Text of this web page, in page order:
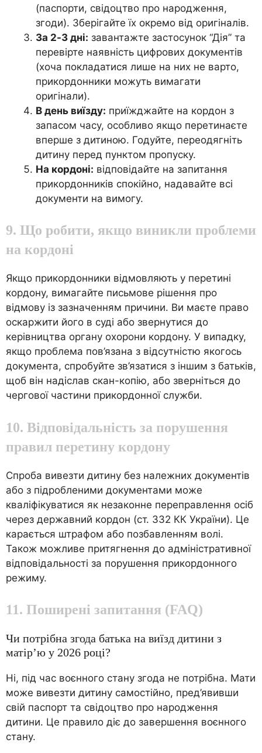
(паспорти, свідоцтво про народження,
згоди). Зберігайте їх окремо від оригіналів.
За 2-3 дні: завантажте застосунок “Дія” та
перевірте наявність цифрових документів
(хоча покладатися лише на них не варто,
прикордонники можуть вимагати
оригінали).
В день виїзду: приїжджайте на кордон з
запасом часу, особливо якщо перетинаєте
вперше з дитиною. Годуйте, переодягніть
дитину перед пунктом пропуску.
На кордоні: відповідайте на запитання
прикордонників спокійно, надавайте всі
документи на вимогу.
9. Що робити, якщо виникли проблеми
на кордоні
Якщо прикордонники відмовляють у перетині
кордону, вимагайте письмове рішення про
відмову із зазначенням причини. Ви маєте право
оскаржити його в суді або звернутися до
керівництва органу охорони кордону. У випадку,
якщо проблема пов’язана з відсутністю якогось
документа, спробуйте зв’язатися з іншим з батьків,
щоб він надіслав скан-копію, або зверніться до
чергової частини прикордонної служби.
10. Відповідальність за порушення
правил перетину кордону
Спроба вивезти дитину без належних документів
або з підробленими документами може
кваліфікуватися як незаконне переправлення осіб
через державний кордон (ст. 332 КК України). Це
карається штрафом або позбавленням волі.
Також можливе притягнення до адміністративної
відповідальності за порушення прикордонного
режиму.
11. Поширені запитання (FAQ)
Чи потрібна згода батька на виїзд дитини з
матір’ю у 2026 році?
Ні, під час воєнного стану згода не потрібна. Мати
може вивезти дитину самостійно, пред’явивши
свій паспорт та свідоцтво про народження
дитини. Це правило діє до завершення воєнного
стану.